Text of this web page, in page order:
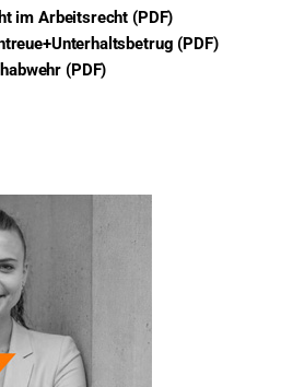
im Arbeitsrecht (PDF)
(PDF)
(PDF)